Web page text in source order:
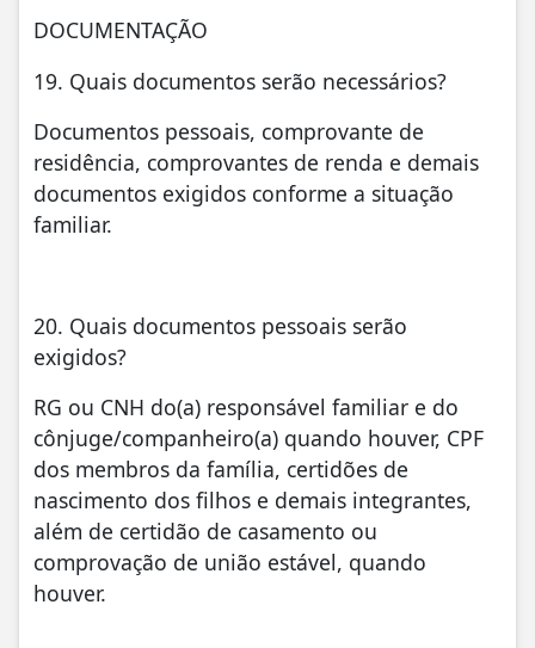
DOCUMENTAÇÃO
19. Quais documentos serão necessários?
Documentos pessoais, comprovante de
residência, comprovantes de renda e demais
documentos exigidos conforme a situação
familiar.
20. Quais documentos pessoais serão
exigidos?
RG ou CNH do(a) responsável familiar e do
cônjuge/companheiro(a) quando houver, CPF
dos membros da família, certidões de
nascimento dos filhos e demais integrantes,
além de certidão de casamento ou
comprovação de união estável, quando
houver.